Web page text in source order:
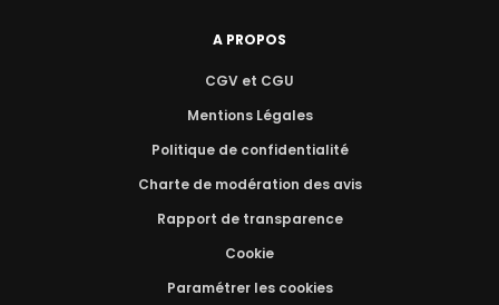
A PROPOS
CGV et CGU
Mentions Légales
Politique de confidentialité
Charte de modération des avis
Rapport de transparence
Cookie
Paramétrer les cookies